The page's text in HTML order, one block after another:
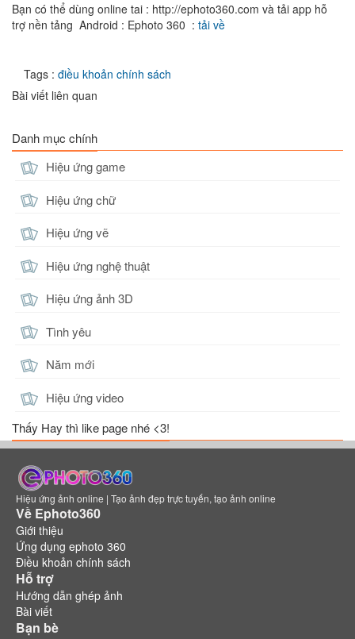
Bạn có thể dùng online tai : http://ephoto360.com và tải app hỗ
trợ nền tảng Android : Ephoto 360 : tải về
Tags : điều khoản chính sách
Bài viết liên quan
Danh mục chính
Hiệu ứng game
Hiệu ứng chữ
Hiệu ứng vẽ
Hiệu ứng nghệ thuật
Hiệu ứng ảnh 3D
Tình yêu
Năm mới
Hiệu ứng video
Thấy Hay thì like page nhé <3!
Hiệu ứng ảnh online | Tạo ảnh đẹp trực tuyến, tạo ảnh online
Về Ephoto360
Giới thiệu
Ứng dụng ephoto 360
Điều khoản chính sách
Hỗ trợ
Hướng dẫn ghép ảnh
Bài viết
Bạn bè